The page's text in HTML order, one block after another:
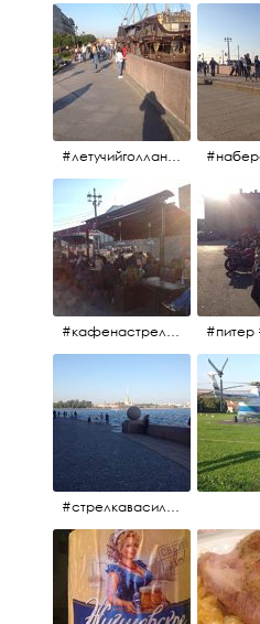
#летучийголландец #набережнаяневы
#кафенастрелкевасильевскогоострова #байкеры
#стрелкавасильевскогоострова #нева #река